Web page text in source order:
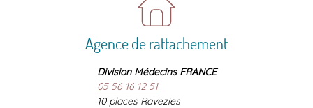
Agence de rattachement
Division Médecins FRANCE
05 56 16 12 51
10 places Ravezies